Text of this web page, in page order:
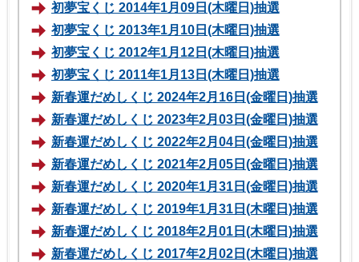
初夢宝くじ 2014年1月09日(木曜日)抽選
初夢宝くじ 2013年1月10日(木曜日)抽選
初夢宝くじ 2012年1月12日(木曜日)抽選
初夢宝くじ 2011年1月13日(木曜日)抽選
新春運だめしくじ 2024年2月16日(金曜日)抽選
新春運だめしくじ 2023年2月03日(金曜日)抽選
新春運だめしくじ 2022年2月04日(金曜日)抽選
新春運だめしくじ 2021年2月05日(金曜日)抽選
新春運だめしくじ 2020年1月31日(金曜日)抽選
新春運だめしくじ 2019年1月31日(木曜日)抽選
新春運だめしくじ 2018年2月01日(木曜日)抽選
新春運だめしくじ 2017年2月02日(木曜日)抽選